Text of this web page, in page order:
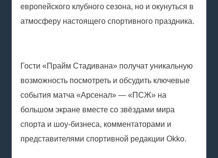
европейского клубного сезона, но и окунуться в
атмосферу настоящего спортивного праздника.
Гости «Прайм Стадивана» получат уникальную
возможность посмотреть и обсудить ключевые
события матча «Арсенал» — «ПСЖ» на
большом экране вместе со звёздами мира
спорта и шоу-бизнеса, комментаторами и
представителями спортивной редакции Okko.